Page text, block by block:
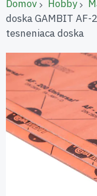
Domov Hobby
doska GAMBIT
tesneniaca doska
Preskočiť
na
koniec
galérie
obrázkov